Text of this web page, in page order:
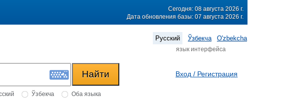
Сегодня: 08 августа 2026 г.
Дата обновления базы: 07 августа 2026 г.
Русский Ўзбекча O'zbekcha
язык интерфейса
Ўзбекча Оба языка
Вход / Регистрация